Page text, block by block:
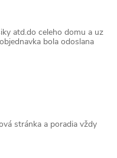
atd.do celeho domu a uz
bola odoslana
stránka a poradia vždy